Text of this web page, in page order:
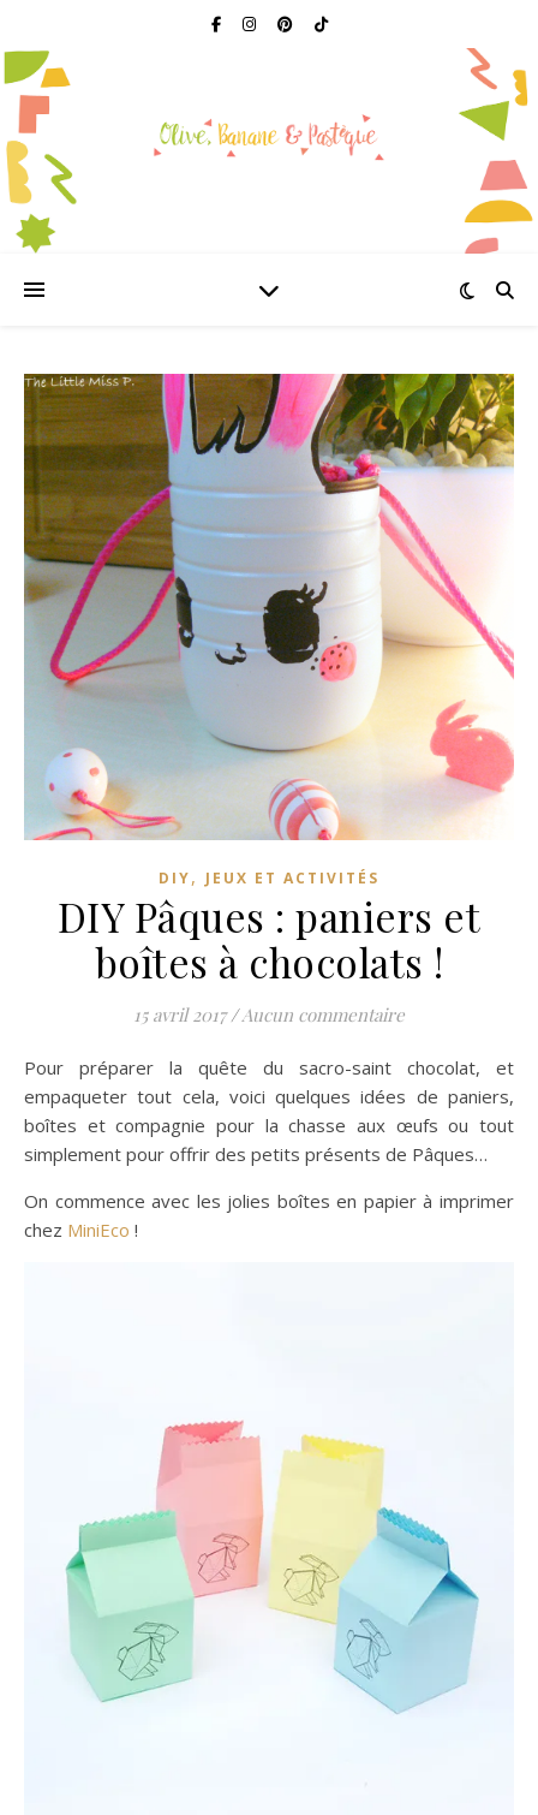
DIY, JEUX ET ACTIVITÉS
DIY Pâques : paniers et
boîtes à chocolats !
15 avril 2017 / Aucun commentaire
Pour préparer la quête du sacro-saint chocolat, et
empaqueter tout cela, voici quelques idées de paniers,
boîtes et compagnie pour la chasse aux œufs ou tout
simplement pour offrir des petits présents de Pâques…
On commence avec les jolies boîtes en papier à imprimer
chez MiniEco !